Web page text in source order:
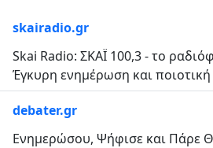
skairadio.gr
Skai Radio: ΣΚΑΪ 100,3 - το
Έγκυρη ενημέρωση και
debater.gr
Ενημερώσου, Ψήφισε και Πάρε